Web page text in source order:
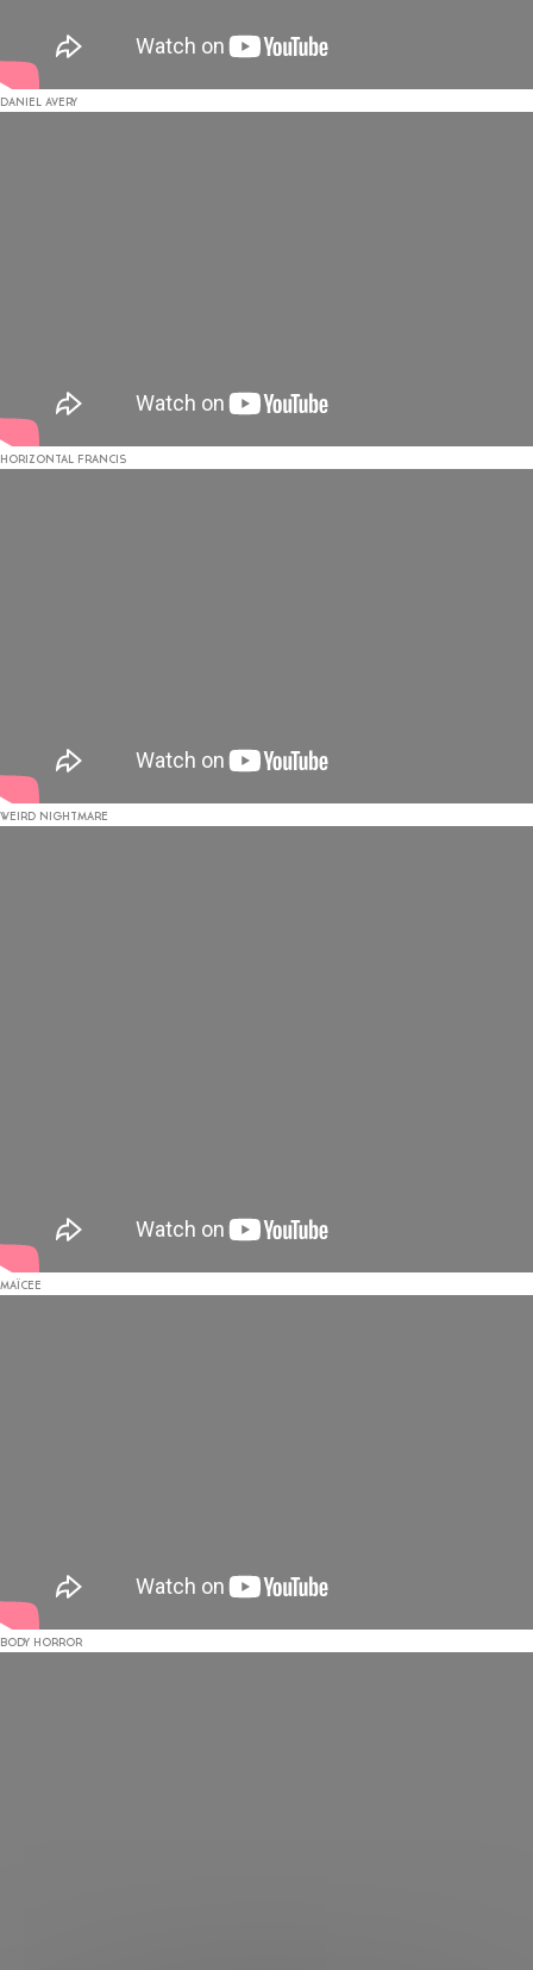
DANIEL AVERY
HORIZONTAL FRANCIS
WEIRD NIGHTMARE
MAÏCEE
BODY HORROR